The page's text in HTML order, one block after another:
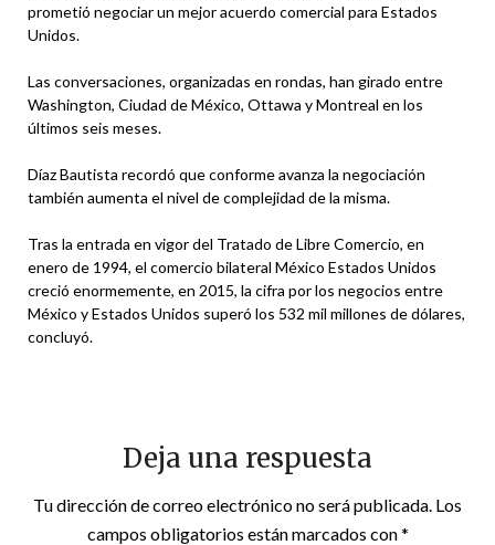
prometió negociar un mejor acuerdo comercial para Estados
Unidos.
Las conversaciones, organizadas en rondas, han girado entre
Washington, Ciudad de México, Ottawa y Montreal en los
últimos seis meses.
Díaz Bautista recordó que conforme avanza la negociación
también aumenta el nivel de complejidad de la misma.
Tras la entrada en vigor del Tratado de Libre Comercio, en
enero de 1994, el comercio bilateral México Estados Unidos
creció enormemente, en 2015, la cifra por los negocios entre
México y Estados Unidos superó los 532 mil millones de dólares,
concluyó.
Deja una respuesta
Tu dirección de correo electrónico no será publicada. Los
campos obligatorios están marcados con*